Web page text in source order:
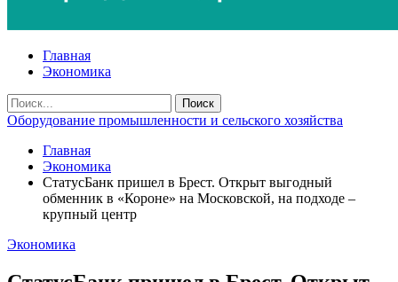
Главная
Экономика
Оборудование промышленности и сельского хозяйства
Главная
Экономика
СтатусБанк пришел в Брест. Открыт выгодный
обменник в «Короне» на Московской, на подходе –
крупный центр
Экономика